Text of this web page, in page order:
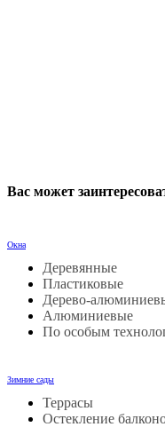
Вас может
Окна
Деревянные
Пластиковые
Дерево-
Алюминиевые
По особым
Зимние сады
Террасы
Остекление